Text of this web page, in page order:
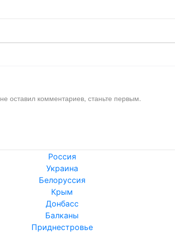
оставил комментариев, станьте первым.
Россия
Украина
Белоруссия
Крым
Донбасс
Балканы
Приднестровье